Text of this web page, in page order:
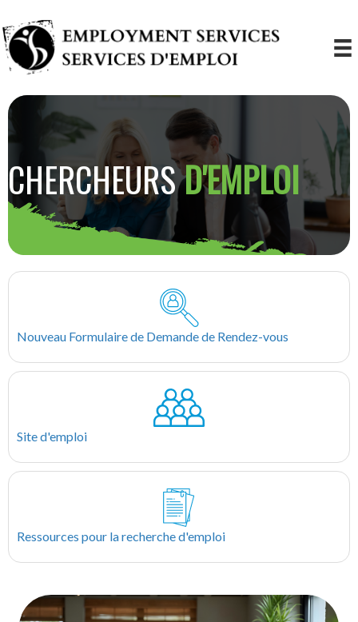
CHERCHEURSD'EMPLOI
Nouveau Formulaire de Demande de Rendez-vous
Site d'emploi
Ressources pour la recherche d'emploi